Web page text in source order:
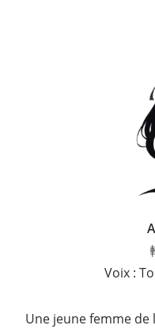
Voix :
Une jeune femme de